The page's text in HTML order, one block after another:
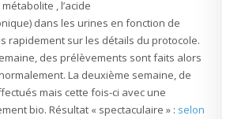
, l’acide
dans les urines en fonction de
rapidement sur les détails du protocole.
des prélèvements sont faits alors
La deuxième semaine, de
mais cette fois-ci avec une
bio. Résultat « spectaculaire » : selon